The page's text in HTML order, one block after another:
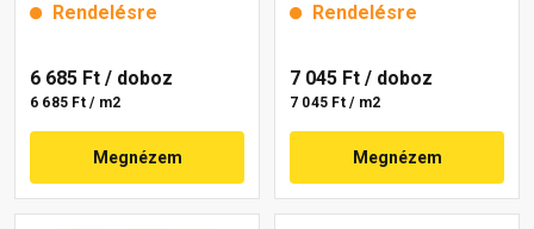
Rendelésre
6 685 Ft / doboz
6 685 Ft / m2
Megnézem
Rendelésre
7 045 Ft / doboz
7 045 Ft / m2
Megnézem